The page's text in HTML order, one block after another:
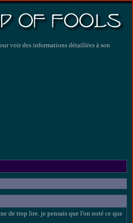
voir des informations détaillées à son
de trop lire. je pensais que l'on noté ce que